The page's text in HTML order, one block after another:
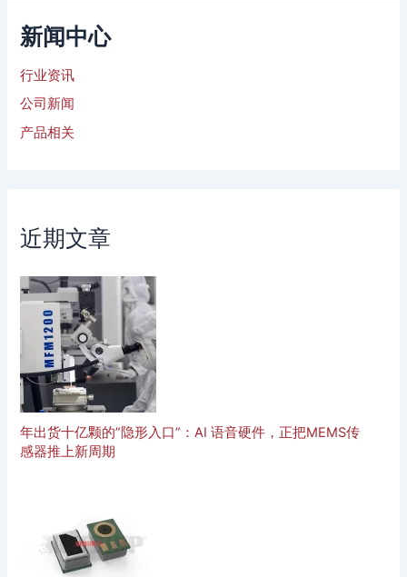
新闻中心
行业资讯
公司新闻
产品相关
近期文章
年出货十亿颗的”隐形入口”：AI 语音硬件，正把MEMS传
感器推上新周期